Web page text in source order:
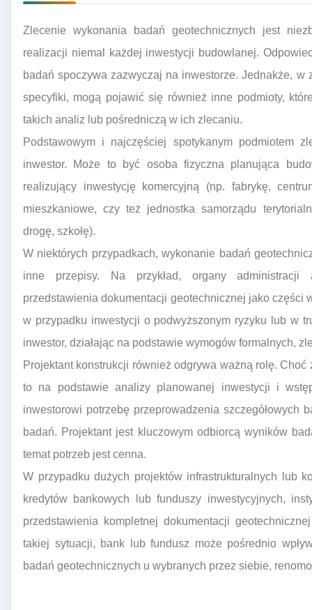
Zlecenie wykonania badań geotechnicznych jest
realizacji niemal każdej inwestycji budowlanej.
badań spoczywa zazwyczaj na inwestorze. Jednakże,
specyfiki, mogą pojawić się również inne podmioty,
takich analiz lub pośredniczą w ich zlecaniu.
Podstawowym i najczęściej spotykanym podmiotem
inwestor. Może to być osoba fizyczna planująca
realizujący inwestycję komercyjną (np. fabrykę,
mieszkaniowe, czy też jednostka samorządu
drogę, szkołę).
W niektórych przypadkach, wykonanie badań
inne przepisy. Na przykład, organy administracji
przedstawienia dokumentacji geotechnicznej jako części
w przypadku inwestycji o podwyższonym ryzyku lub w
inwestor, działając na podstawie wymogów formalnych,
Projektant konstrukcji również odgrywa ważną rolę.
to na podstawie analizy planowanej inwestycji i
inwestorowi potrzebę przeprowadzenia szczegółowych
badań. Projektant jest kluczowym odbiorcą wyników
temat potrzeb jest cenna.
W przypadku dużych projektów infrastrukturalnych lub
kredytów bankowych lub funduszy inwestycyjnych,
przedstawienia kompletnej dokumentacji
takiej sytuacji, bank lub fundusz może pośrednio
badań geotechnicznych u wybranych przez siebie,